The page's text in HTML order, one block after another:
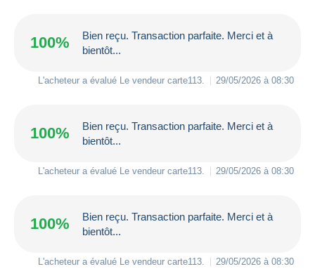
100%
Bien reçu. Transaction parfaite. Merci et à
bientôt...
L'acheteur a évalué Le vendeur carte113 29/05/2026 à 08:30
100%
Bien reçu. Transaction parfaite. Merci et à
bientôt...
L'acheteur a évalué Le vendeur carte113 29/05/2026 à 08:30
100%
Bien reçu. Transaction parfaite. Merci et à
bientôt...
L'acheteur a évalué Le vendeur carte113 29/05/2026 à 08:30